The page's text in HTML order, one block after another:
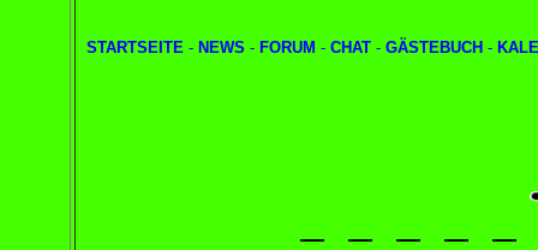
STARTSEITE - NEWS - FORUM - CHAT - GÄSTEBUCH -